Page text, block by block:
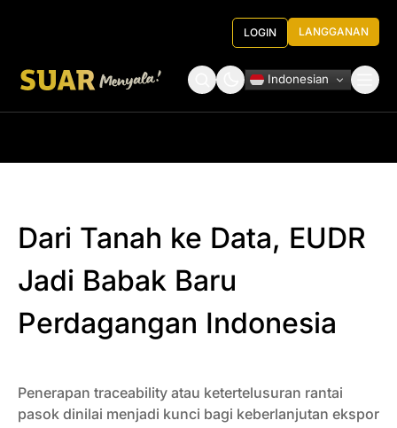
LOGIN LANGGANAN
Indonesian
Dari Tanah ke Data, EUDR
Jadi Babak Baru
Perdagangan Indonesia
Penerapan traceability atau ketertelusuran rantai
pasok dinilai menjadi kunci bagi keberlanjutan ekspor